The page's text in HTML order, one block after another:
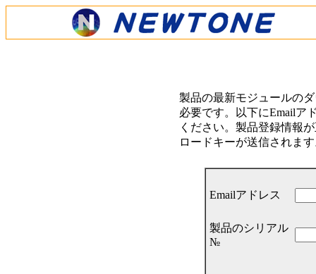
製品の最新モジュールの
必要です。以下にEmailア
ください。製品登録情報
ロードキーが送信されま
Emailアドレス
製品のシリアル
№